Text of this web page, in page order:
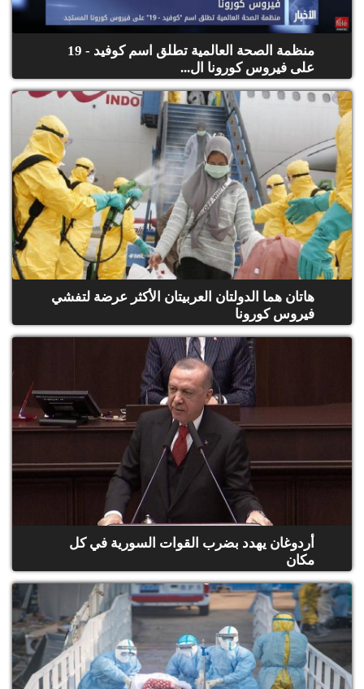
منظمة الصحة العالمية تطلق اسم كوفيد - 19
على فيروس كورونا ال...
هاتان هما الدولتان العربيتان الأكثر عرضة لتفشي
فيروس كورونا
أردوغان يهدد بضرب القوات السورية في كل
مكان